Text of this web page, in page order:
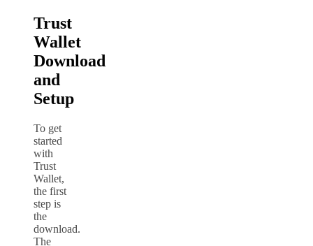
Trust
Wallet
Download
and
Setup
To get
started
with
Trust
Wallet,
the first
step is
the
download.
The